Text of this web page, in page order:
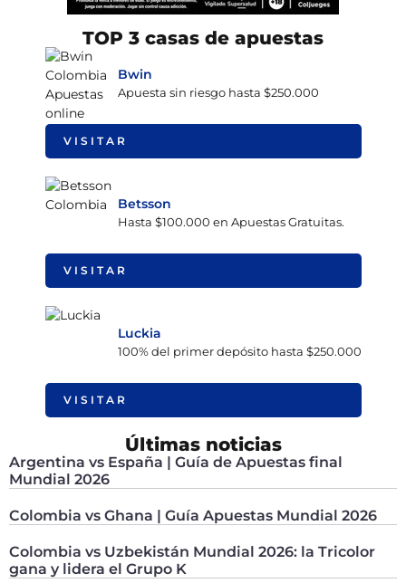
TOP 3 casas de apuestas
Bwin
Apuesta sin riesgo hasta $250.000
VISITAR
Betsson
Hasta $100.000 en Apuestas Gratuitas.
VISITAR
Luckia
100% del primer depósito hasta $250.000
VISITAR
Últimas noticias
Argentina vs España | Guía de Apuestas final
Mundial 2026
Colombia vs Ghana | Guía Apuestas Mundial 2026
Colombia vs Uzbekistán Mundial 2026: la Tricolor
gana y lidera el Grupo K